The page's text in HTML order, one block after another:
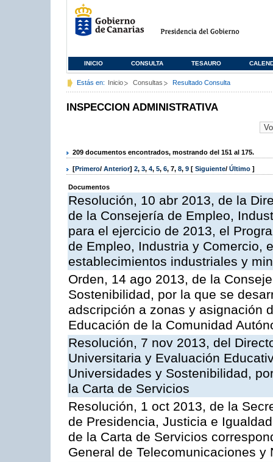
INICIO CONSULTA TESAURO
Estás en: Inicio Consultas Resultado Consulta
INSPECCION ADMINISTRATIVA
209 documentos encontrados, mostrando del 151 al 175.
[Primero/ Anterior] 2, 3, 4, 5, 6, 7, 8, 9 [ Siguiente/ Último ]
Documentos
Resolución, 10 abr 2013, de la
de la Consejería de Empleo,
para el ejercicio de 2013, el
de Empleo, Industria y Comercio,
establecimientos industriales y
Orden, 14 ago 2013, de la
Sostenibilidad, por la que se
adscripción a zonas y asignación
Educación de la Comunidad
Resolución, 7 nov 2013, del
Universitaria y Evaluación
Universidades y Sostenibilidad,
la Carta de Servicios
Resolución, 1 oct 2013, de la
de Presidencia, Justicia e
de la Carta de Servicios
General de Telecomunicaciones y